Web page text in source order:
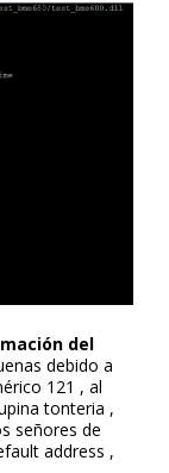
del
debido a
121 , al
tonteria ,
señores de
address ,